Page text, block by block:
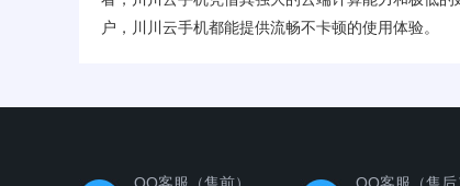
户，川川云手机都能提供流畅不卡顿的使用体验。